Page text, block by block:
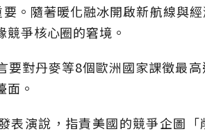
。隨著暖化融冰開啟新航線與
爭核心圈的窘境。
要對丹麥等8個歐洲國家課徵最
面。
表演說，指責美國的競爭企圖